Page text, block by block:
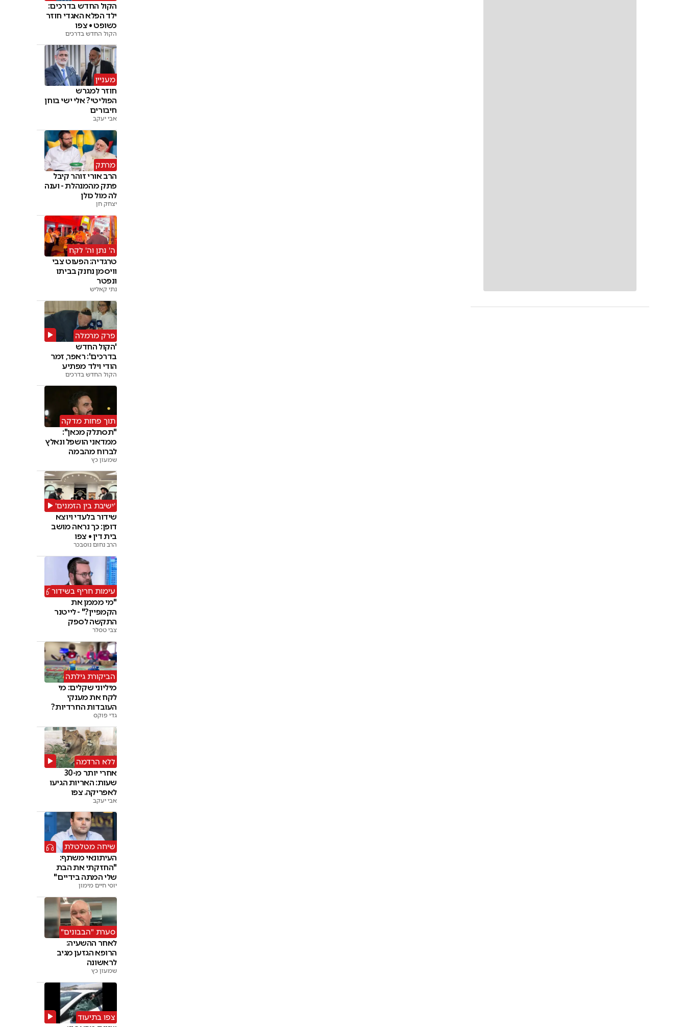
הקול החדש בדרכים:
ילד הפלא האגדי חוזר
כשופט • צפו
הקול החדש בדרכים
מעניין
חוזר למגרש
הפוליטי? אלי ישי בוחן
חיבורים
אבי יעקב
מרתק
הרב אורי זוהר קיבל
פתק מהמנהלת - וענה
לה מול כולן
יצחק חן
ה' נתן וה' לקח
טרגדיה: הפעוט צבי
וויסמן נחנק בביתו
ונפטר
נתי קאליש
פרק מרמלה
'הקול החדש
בדרכים': ראפר, זמר
הודי וילד מפתיע
בניידת
הקול החדש בדרכים
תוך פחות מדקה
"תסתלק מכאן":
ממדאני הושפל ונאלץ
לברוח מהבמה
שמעון כץ
'ישיבת בין הזמנים'
שידור בלעדי ויוצא
דופן: כך נראה מושב
בית דין • צפו
הרב נחום נוסבכר
עימות חריף בשידור
"מי מממן את
הקמפיין?" - לייטנר
התקשה לספק
תשובות
צבי טסלר
הביקורת גילתה
מיליוני שקלים: מי
לקח את מענקי
העובדות החרדיות?
גדי פוקס
ללא הרדמה
אחרי יותר מ-30
שעות: האריות הגיעו
לאפריקה. צפו
אבי יעקב
שיחה מטלטלת
העיתונאי משתף:
"החזקתי את הבת
שלי המתה בידיים"
יוסי חיים מימון
סערת "הבבונים"
לאחר ההשעיה:
הרופא הגזען מגיב
לראשונה
שמעון כץ
צפו בתיעוד